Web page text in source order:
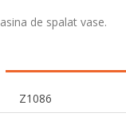
de spalat vase.
Z1086